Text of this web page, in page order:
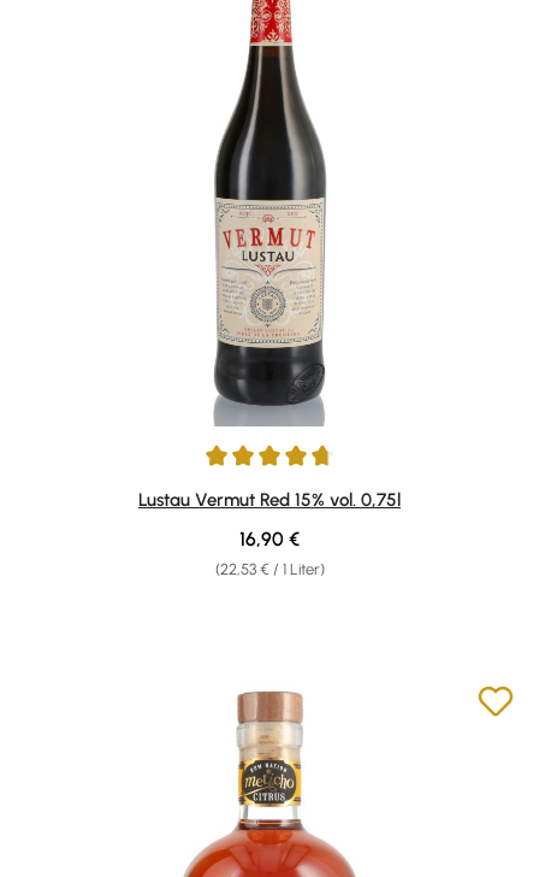
Durchschnittliche Bewertung von 4.75 von 5 Sternen
Lustau Vermut Red 15% vol. 0,75l
(22,53 € / 1 Liter)
Regulärer Preis:
16,90 €